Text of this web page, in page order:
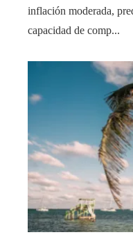
inflación moderada,
capacidad de comp...